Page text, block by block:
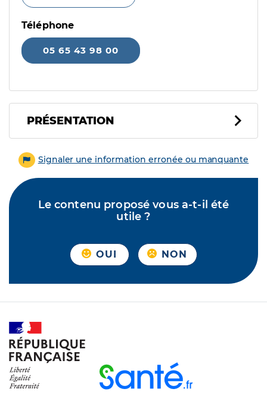
Téléphone
05 65 43 98 00
PRÉSENTATION
Signaler une information erronée ou manquante
Le contenu proposé vous a-t-il été
utile ?
OUI NON